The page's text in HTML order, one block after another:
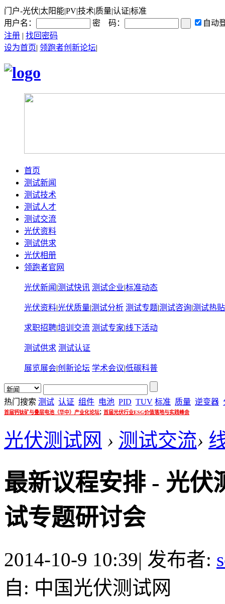
门户-光伏|太阳能|PV|技术|质量|认证|标准
用户名：
密 码：
自动
注册 | 找回密码
设为首页| 领跑者创新论坛|
首页
测试新闻
测试技术
测试人才
测试交流
光伏资料
测试供求
光伏相册
领跑者官网
光伏新闻 |测试快讯 测试企业|标准动态
光伏资料|光伏质量|测试分析 测试专题|测试咨询|测试热贴
求职招聘|培训交流 测试专家|线下活动
测试供求 测试认证
展览展会|创新论坛 学术会议|低碳科普
热门搜索 测试 认证 组件 电池 PID TUV 标准 质量 逆变器
首届钙钛矿与叠层电池（华中）产业化论坛; 首届光伏行业ESG价值落地与实践峰会
光伏测试网 › 测试交流›
最新议程安排 - 光伏
试专题研讨会
2014-10-9 10:39| 发布者:
自: 中国光伏测试网